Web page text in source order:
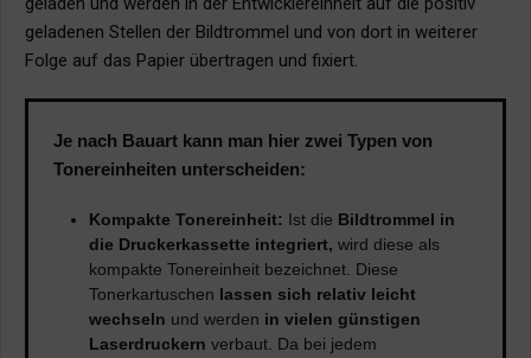
geladenen Stellen der Bildtrommel und von dort in weiterer
Folge auf das Papier übertragen und fixiert.
Je nach Bauart kann man hier zwei Typen von
Tonereinheiten unterscheiden:
Kompakte Tonereinheit: Ist die Bildtrommel in
die Druckerkassette integriert, wird diese als
kompakte Tonereinheit bezeichnet. Diese
Tonerkartuschen lassen sich relativ leicht
wechseln und werden in vielen günstigen
Laserdruckern verbaut. Da bei jedem